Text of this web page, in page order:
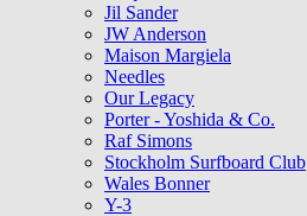
Jil Sander
JW Anderson
Maison Margiela
Needles
Our Legacy
Porter - Yoshida & Co.
Raf Simons
Stockholm Surfboard Club
Wales Bonner
Y-3